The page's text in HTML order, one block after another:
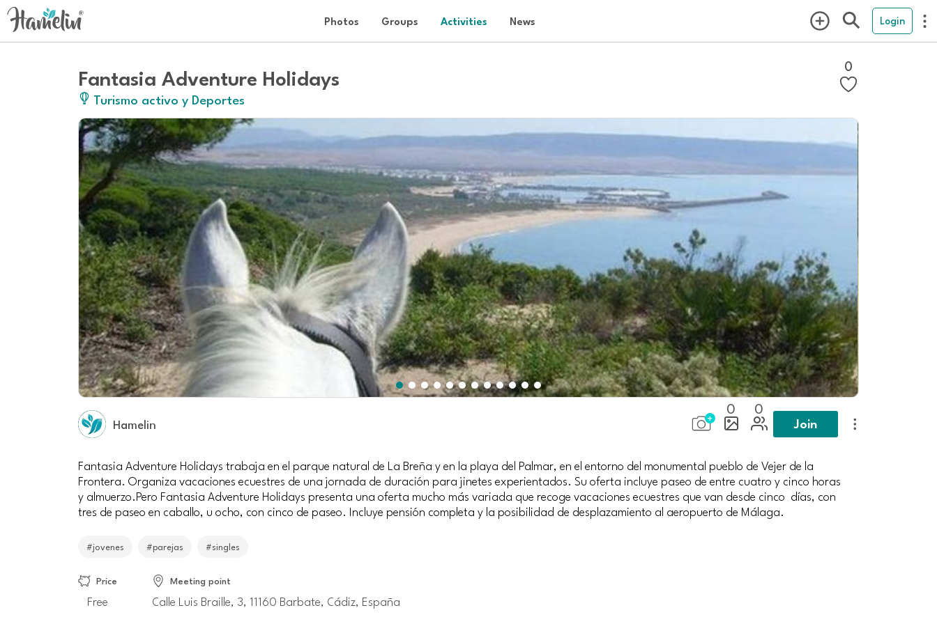
Photos Groups Activities News Login
Fantasia Adventure Holidays
Turismo activo y Deportes
0
Hamelin
0 0
Join
Fantasia Adventure Holidays trabaja en el parque natural de La Breña y en la playa del Palmar, en el entorno del monumental pueblo de Vejer de la
Frontera. Organiza vacaciones ecuestres de una jornada de duración para jinetes experientados. Su oferta incluye paseo de entre cuatro y cinco horas
y almuerzo.Pero Fantasia Adventure Holidays presenta una oferta mucho más variada que recoge vacaciones ecuestres que van desde cinco días, con
tres de paseo en caballo, u ocho, con cinco de paseo. Incluye pensión completa y la posibilidad de desplazamiento al aeropuerto de Málaga.
#jovenes #parejas #singles
Price
Free
Meeting point
Calle Luis Braille, 3, 11160 Barbate, Cádiz, España